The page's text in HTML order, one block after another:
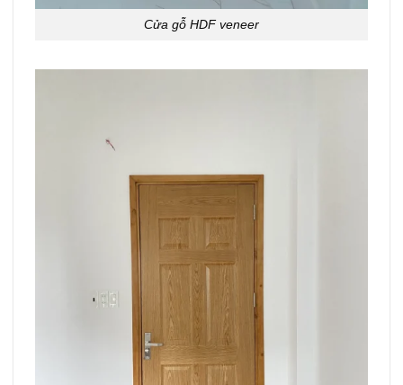
Cửa gỗ HDF veneer